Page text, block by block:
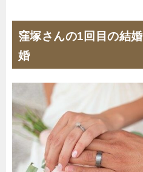
窪塚さんの1回目の結
婚